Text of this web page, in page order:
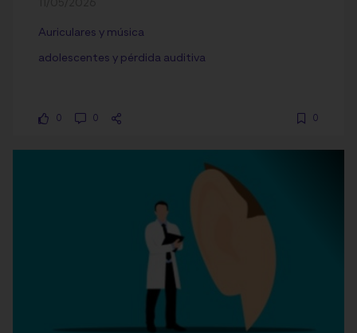
Auriculares y música
adolescentes y pérdida auditiva
0 0 0